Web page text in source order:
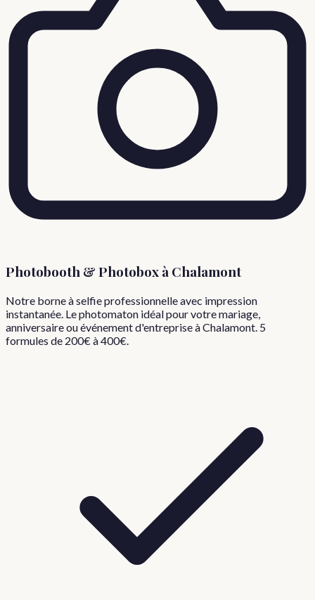
Photobooth & Photobox à Chalamont
Notre borne à selfie professionnelle avec impression
instantanée. Le photomaton idéal pour votre mariage,
anniversaire ou événement d'entreprise àChalamont. 5
formules de 200€ à 400€.